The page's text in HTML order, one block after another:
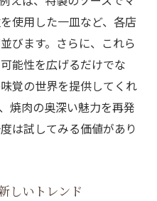
使用した一皿など、各店
びます。さらに、これら
能性を広げるだけでな
覚の世界を提供してくれ
焼肉の奥深い魅力を再発
は試してみる価値があり
しいトレンド